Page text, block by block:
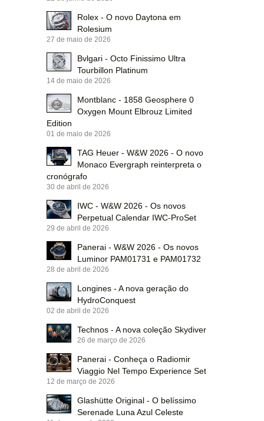
Rolex - O novo Daytona em
Rolesium
27 de maio de 2026
Bvlgari - Octo Finissimo Ultra
Tourbillon Platinum
14 de maio de 2026
Montblanc - 1858 Geosphere 0
Oxygen Mount Elbrouz Limited
Edition
01 de maio de 2026
TAG Heuer - W&W 2026 - O novo
Monaco Evergraph reinterpreta o
cronógrafo
30 de abril de 2026
IWC - W&W 2026 - Os novos
Perpetual Calendar IWC-ProSet
29 de abril de 2026
Panerai - W&W 2026 - Os novos
Luminor PAM01731 e PAM01732
28 de abril de 2026
Longines - A nova geração do
HydroConquest
02 de abril de 2026
Technos - A nova coleção Skydiver
26 de março de 2026
Panerai - Conheça o Radiomir
Viaggio Nel Tempo Experience Set
12 de março de 2026
Glashütte Original - O belíssimo
Serenade Luna Azul Celeste